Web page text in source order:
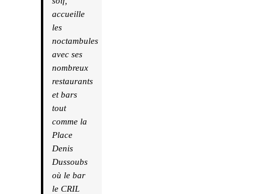
accueille
les
noctambules
avec ses
nombreux
restaurants
et bars
tout
comme la
Place
Denis
Dussoubs
où le bar
le CRIL